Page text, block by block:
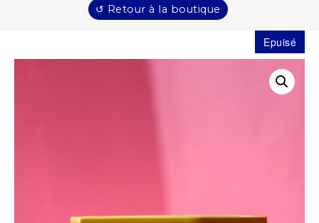
↺ Retour à la boutique
Epuisé